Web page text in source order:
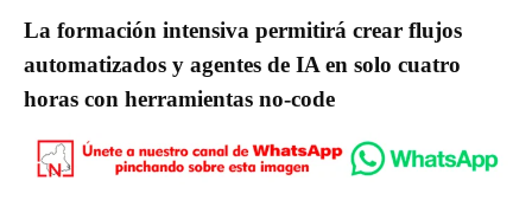
La formación intensiva permitirá crear flujos
automatizados y agentes de IA en solo cuatro
horas con herramientas no-code